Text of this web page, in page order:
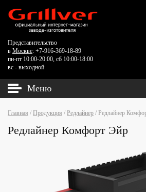
Представительство
в Москве: +7-916-369-18-89
пн-пт 10:00-20:00, сб 10:00-18:00
вс - выходной
Меню
Главная / Продукция / Редлайнер / Редлайнер
Редлайнер Комфорт Эйр